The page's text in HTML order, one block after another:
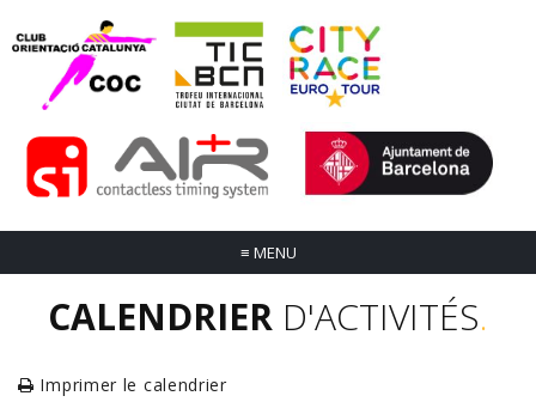
≡ MENU
CALENDRIER D'ACTIVITÉS.
Imprimer le calendrier